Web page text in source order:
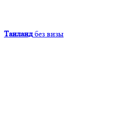
Таиланд без визы